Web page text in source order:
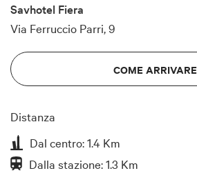
Savhotel Fiera
Via Ferruccio Parri, 9
COME ARRIVARE
Distanza
Dal centro: 1.4 Km
Dalla stazione: 1.3 Km